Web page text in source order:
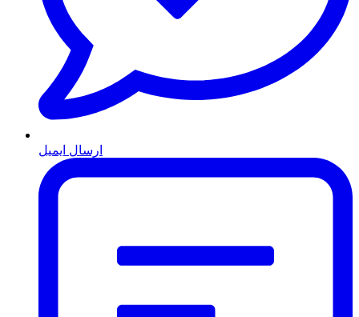
ارسال ایمیل